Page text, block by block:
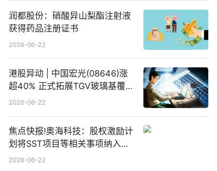
润都股份：硝酸异山梨酯注射液
获得药品注册证书
2026-06-22
港股异动 | 中国宏光(08646)涨
超40% 正式拓展TGV玻璃基覆铜
板新材料业务
2026-06-22
焦点快报!奥海科技：股权激励计
划将SST项目等相关事项纳入专
项业务发展考核指标
2026-06-22